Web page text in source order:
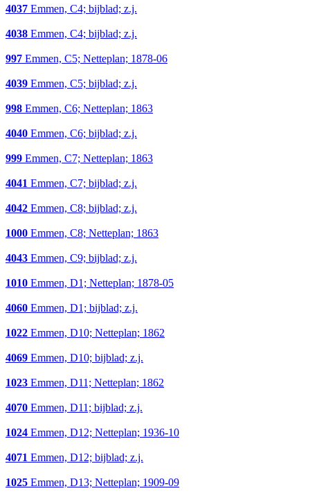
4037 Emmen, C4; bijblad; z.j.
4038 Emmen, C4; bijblad; z.j.
997 Emmen, C5; Netteplan; 1878-06
4039 Emmen, C5; bijblad; z.j.
998 Emmen, C6; Netteplan; 1863
4040 Emmen, C6; bijblad; z.j.
999 Emmen, C7; Netteplan; 1863
4041 Emmen, C7; bijblad; z.j.
4042 Emmen, C8; bijblad; z.j.
1000 Emmen, C8; Netteplan; 1863
4043 Emmen, C9; bijblad; z.j.
1010 Emmen, D1; Netteplan; 1878-05
4060 Emmen, D1; bijblad; z.j.
1022 Emmen, D10; Netteplan; 1862
4069 Emmen, D10; bijblad; z.j.
1023 Emmen, D11; Netteplan; 1862
4070 Emmen, D11; bijblad; z.j.
1024 Emmen, D12; Netteplan; 1936-10
4071 Emmen, D12; bijblad; z.j.
1025 Emmen, D13; Netteplan; 1909-09